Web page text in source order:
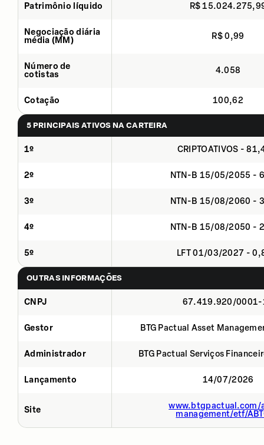
Patrimônio líquido R$
Negociação diária
média (MM)
R$ 0,99
Número de
cotistas
4.058
Cotação 100,62
5 PRINCIPAIS ATIVOS NA CARTEIRA
1º CRIPTOATIVOS -
2º NTN-B 15/05/2055 -
3º NTN-B 15/08/2060 -
4º NTN-B 15/08/2050 -
5º LFT 01/03/2027 -
OUTRAS INFORMAÇÕES
CNPJ 67.419.920/0001-
Gestor BTG Pactual Asset
Administrador BTG Pactual Serviços
Lançamento 14/07/2026
Site
www.btgpactual.com/
management/etf/